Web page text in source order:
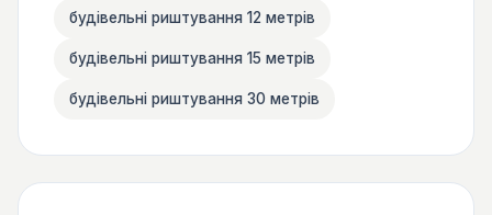
будівельні риштування 12 метрів
будівельні риштування 15 метрів
будівельні риштування 30 метрів